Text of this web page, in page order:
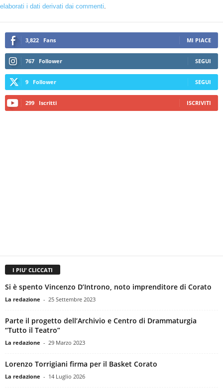
elaborati i dati derivati dai commenti
3,822 Fans MI PIACE
767 Follower SEGUI
9 Follower SEGUI
299 Iscritti ISCRIVITI
I PIU' CLICCATI
Si è spento Vincenzo D’Introno, noto imprenditore di Corato
La redazione - 25 Settembre 2023
Parte il progetto dell’Archivio e Centro di Drammaturgia
“Tutto il Teatro”
La redazione - 29 Marzo 2023
Lorenzo Torrigiani firma per il Basket Corato
La redazione - 14 Luglio 2026